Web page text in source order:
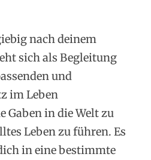
nach deinem
sich als Begleitung
und
im Leben
Gaben in die Welt zu
Leben zu führen. Es
in eine bestimmte